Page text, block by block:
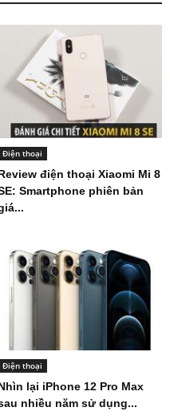
Điện thoại
điện thoại Xiaomi Mi 8
Smartphone phiên bản
Điện thoại
lại iPhone 12 Pro Max
nhiều năm sử dụng...